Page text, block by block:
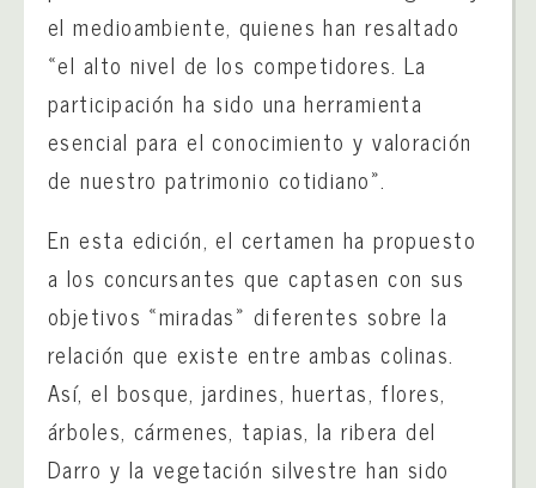
el medioambiente, quienes han resaltado
«el alto nivel de los competidores. La
participación ha sido una herramienta
esencial para el conocimiento y valoración
de nuestro patrimonio cotidiano».
En esta edición, el certamen ha propuesto
a los concursantes que captasen con sus
objetivos «miradas» diferentes sobre la
relación que existe entre ambas colinas.
Así, el bosque, jardines, huertas, flores,
árboles, cármenes, tapias, la ribera del
Darro y la vegetación silvestre han sido